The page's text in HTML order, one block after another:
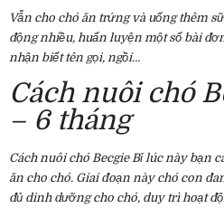
Vẫn cho chó ăn trứng và uống thêm
động nhiều, huấn luyện một số bài
nhận biết tên gọi, ngồi…
Cách nuôi chó
– 6 tháng
Cách nuôi chó Becgie Bỉ lúc này bạn
ăn cho chó. Giai đoạn này chó con
đủ dinh dưỡng cho chó, duy trì hoạt